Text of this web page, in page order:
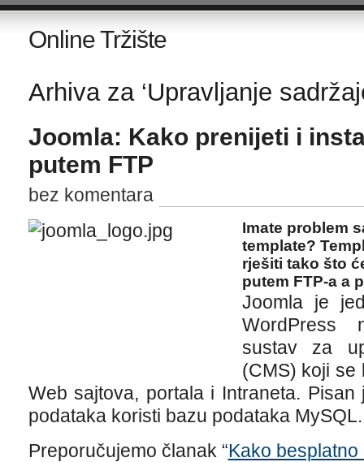
Online Tržište
Arhiva za ‘Upravljanje
Joomla: Kako prenijeti i
putem FTP
bez komentara
Imate problem
template?
rješiti tako što
putem FTP-a a
Joomla je
WordPress
sustav za
(CMS) koji se
Web sajtova, portala i Intraneta.
podataka koristi bazu podataka MySQL.
Preporučujemo članak “Kako